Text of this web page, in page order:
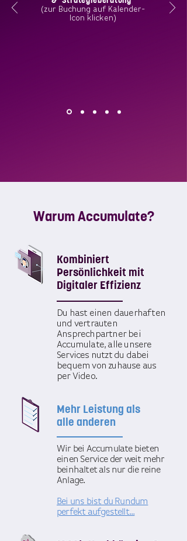
(zur Buchung auf Kalender-
Icon klicken)
Warum Accumulate?
Kombiniert
Persönlichkeit mit
Digitaler Effizienz
Du hast einen dauerhaften
und vertrauten
Ansprechpartner bei
Accumulate, alle unsere
Services nutzt du dabei
bequem von zuhause aus
per Video.
Mehr Leistung als
alle anderen
Wir bei Accumulate bieten
einen Service der weit mehr
beinhaltet als nur die reine
Anlage.
Bei uns bist du Rundum
perfekt aufgestellt...